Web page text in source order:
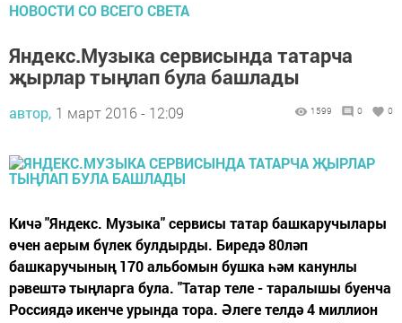
НОВОСТИ СО ВСЕГО СВЕТА
Яндекс.Музыка сервисында татарча
җырлар тыңлап була башлады
автор, 1 март 2016 - 12:09 1599 0 0
Кичә "Яндекс. Музыка" сервисы татар башкаручылары
өчен аерым бүлек булдырды. Биредә 80ләп
башкаручының 170 альбомын бушка һәм канунлы
рәвештә тыңларга була. "Татар теле - таралышы буенча
Россиядә икенче урында тора. Әлеге телдә 4 миллион